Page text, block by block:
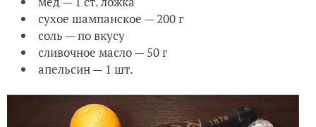
сухое шампанское — 200 г
соль — по вкусу
сливочное масло — 50 г
апельсин — 1 шт.